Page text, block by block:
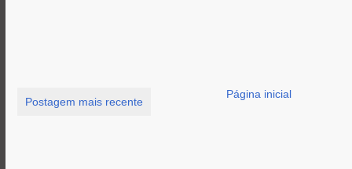
Postagem mais recente
Página inicial